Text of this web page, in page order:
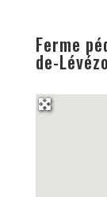
Ferme
de-